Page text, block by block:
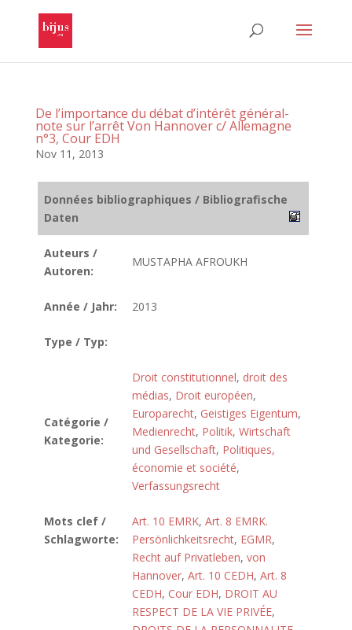
De l’importance du débat d’intérêt général-
note sur l’arrêt Von Hannover c/ Allemagne
n°3, Cour EDH
Nov 11, 2013
Données bibliographiques / Bibliografische
Daten
Auteurs /
Autoren:
MUSTAPHA AFROUKH
Année / Jahr: 2013
Type / Typ:
Catégorie /
Kategorie:
Droit constitutionnel, droit des
médias, Droit européen,
Europarecht, Geistiges Eigentum,
Medienrecht, Politik, Wirtschaft
und Gesellschaft, Politiques,
économie et société,
Verfassungsrecht
Mots clef /
Schlagworte:
Art. 10 EMRK, Art. 8 EMRK.
Persönlichkeitsrecht, EGMR,
Recht auf Privatleben, von
Hannover, Art. 10 CEDH, Art. 8
CEDH, Cour EDH, DROIT AU
RESPECT DE LA VIE PRIVÉE,